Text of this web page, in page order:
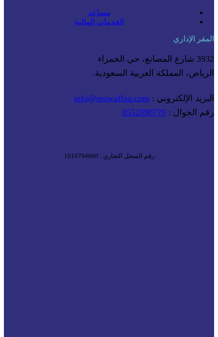
مساعد
الخدمات المالية
المقر الإداري
3932 شارع المصانع، حي الحمراء
الرياض، المملكة العربية السعودية.
البريد الإلكتروني : info@mowaffaq.com
رقم الجوال : 0552090770
رقم السجل التجاري : 1010794660